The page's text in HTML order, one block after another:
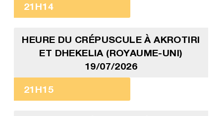
21H14
HEURE DU CRÉPUSCULE À AKROTIRI
ET DHEKELIA (ROYAUME-UNI)
19/07/2026
21H15